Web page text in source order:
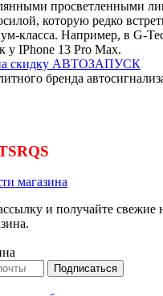
просветленными
которую редко
класса. Например, в G-
у IPhone 13 Pro Max.
скидку АВТОЗАПУСК
бренда
магазина
и получайте свежие